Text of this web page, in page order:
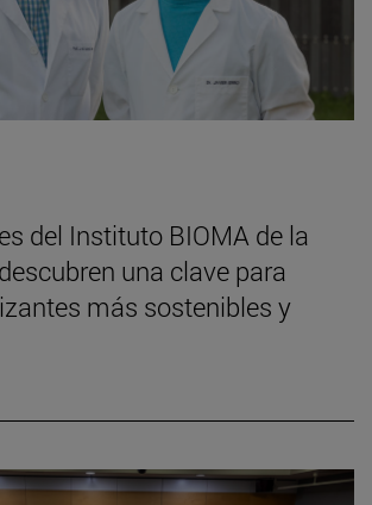
del Instituto BIOMA de la
una clave para
más sostenibles y